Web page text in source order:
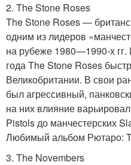
2. The Stone Roses
The Stone Roses —
одним из лидеров
на рубеже 1980—1990-х
года The Stone Roses
Великобритании. В свои
был агрессивный,
на них влияние
Pistols до манчестерских
Любимый альбом Рютаро:
3. The Novembers